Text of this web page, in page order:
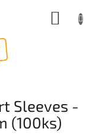
Sleeves -
(100ks)